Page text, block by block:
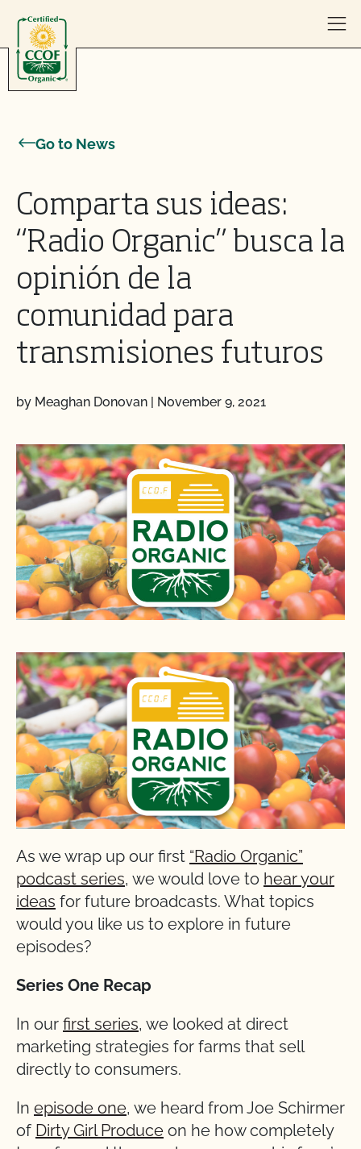
Go to News
Comparta sus ideas:
“Radio Organic” busca la
opinión de la
comunidad para
transmisiones futuros
by Meaghan Donovan | November 9, 2021
As we wrap up our first “Radio Organic”
podcast series, we would love to hear your
ideas for future broadcasts. What topics
would you like us to explore in future
episodes?
Series One Recap
In our first series, we looked at direct
marketing strategies for farms that sell
directly to consumers.
In episode one, we heard from Joe Schirmer
of Dirty Girl Produce on he how completely